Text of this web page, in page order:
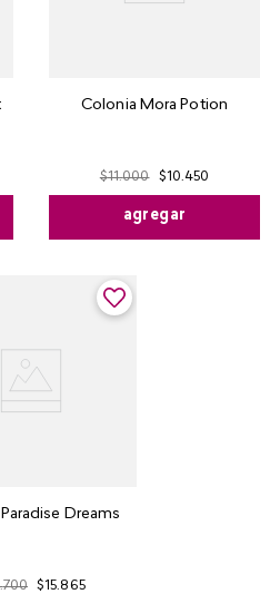
Colonia Mora Potion
$11.000 $10.450
agregar
Dreams
.700 $15.865